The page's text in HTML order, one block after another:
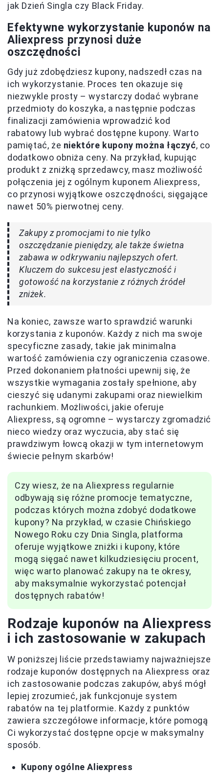
jak Dzień Singla czy Black Friday.
Efektywne wykorzystanie kuponów na
Aliexpress przynosi duże
oszczędności
Gdy już zdobędziesz kupony, nadszedł czas na
ich wykorzystanie. Proces ten okazuje się
niezwykle prosty – wystarczy dodać wybrane
przedmioty do koszyka, a następnie podczas
finalizacji zamówienia wprowadzić kod
rabatowy lub wybrać dostępne kupony. Warto
pamiętać, że niektóre kupony można łączyć, co
dodatkowo obniża ceny. Na przykład, kupując
produkt z zniżką sprzedawcy, masz możliwość
połączenia jej z ogólnym kuponem Aliexpress,
co przynosi wyjątkowe oszczędności, sięgające
nawet 50% pierwotnej ceny.
Zakupy z promocjami to nie tylko
oszczędzanie pieniędzy, ale także świetna
zabawa w odkrywaniu najlepszych ofert.
Kluczem do sukcesu jest elastyczność i
gotowość na korzystanie z różnych źródeł
zniżek.
Na koniec, zawsze warto sprawdzić warunki
korzystania z kuponów. Każdy z nich ma swoje
specyficzne zasady, takie jak minimalna
wartość zamówienia czy ograniczenia czasowe.
Przed dokonaniem płatności upewnij się, że
wszystkie wymagania zostały spełnione, aby
cieszyć się udanymi zakupami oraz niewielkim
rachunkiem. Możliwości, jakie oferuje
Aliexpress, są ogromne – wystarczy zgromadzić
nieco wiedzy oraz wyczucia, aby stać się
prawdziwym łowcą okazji w tym internetowym
świecie pełnym skarbów!
Czy wiesz, że na Aliexpress regularnie
odbywają się różne promocje tematyczne,
podczas których można zdobyć dodatkowe
kupony? Na przykład, w czasie Chińskiego
Nowego Roku czy Dnia Singla, platforma
oferuje wyjątkowe zniżki i kupony, które
mogą sięgać nawet kilkudziesięciu procent,
więc warto planować zakupy na te okresy,
aby maksymalnie wykorzystać potencjał
dostępnych rabatów!
Rodzaje kuponów na Aliexpress
i ich zastosowanie w zakupach
W poniższej liście przedstawiamy najważniejsze
rodzaje kuponów dostępnych na Aliexpress oraz
ich zastosowanie podczas zakupów, abyś mógł
lepiej zrozumieć, jak funkcjonuje system
rabatów na tej platformie. Każdy z punktów
zawiera szczegółowe informacje, które pomogą
Ci wykorzystać dostępne opcje w maksymalny
sposób.
Kupony ogólne Aliexpress